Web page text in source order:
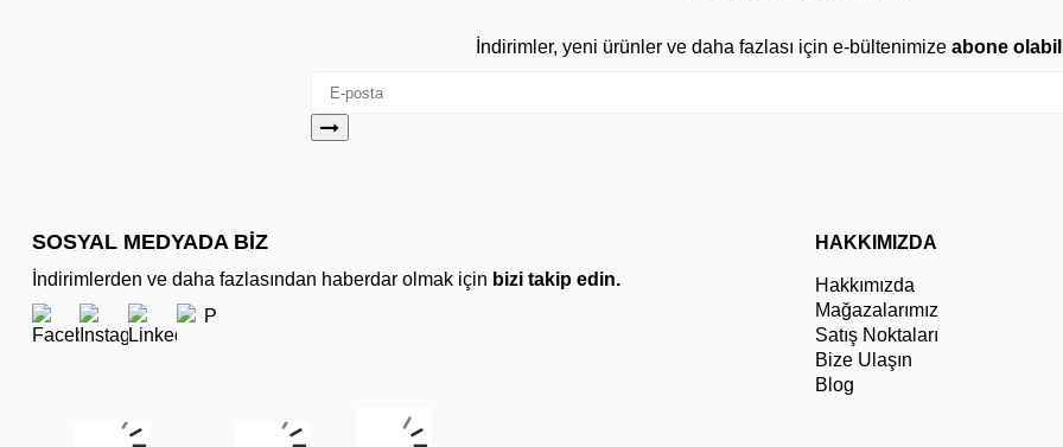
İndirimler, yeni ürünler ve daha fazlası için e-bültenimize abone
SOSYAL MEDYADA BİZ
İndirimlerden ve daha fazlasından haberdar olmak için bizi takip edin.
HAKKIMIZDA
Hakkımızda
Mağazalarımız
Satış Noktaları
Bize Ulaşın
Blog